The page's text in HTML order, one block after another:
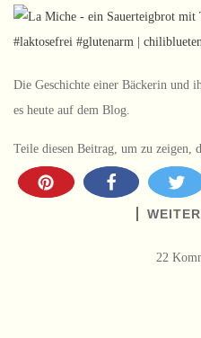
Die Geschichte einer Bäckerin und
es heute auf dem Blog.
Teile diesen Beitrag, um zu zeigen,
22